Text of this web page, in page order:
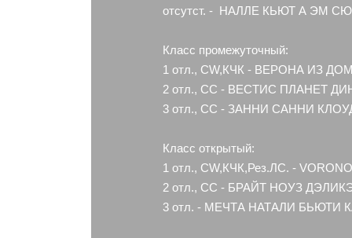
отсутст. - НАЛЛЕ КЬЮТ А ЭМ
Класс промежуточный:
1 отл., CW,КЧК - ВЕРОНА ИЗ
2 отл., СС - ВЕСТИС ПЛАНЕТ
3 отл., СС - ЗАННИ САННИ
Класс открытый:
1 отл., CW,КЧК,Рез.ЛС. -
2 отл., СС - БРАЙТ НОУЗ
3 отл. - МЕЧТА НАТАЛИ БЬЮТИ